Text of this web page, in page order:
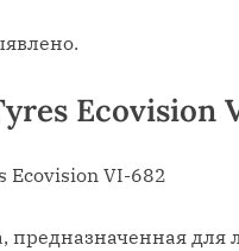
Ecovision
предназначенная для